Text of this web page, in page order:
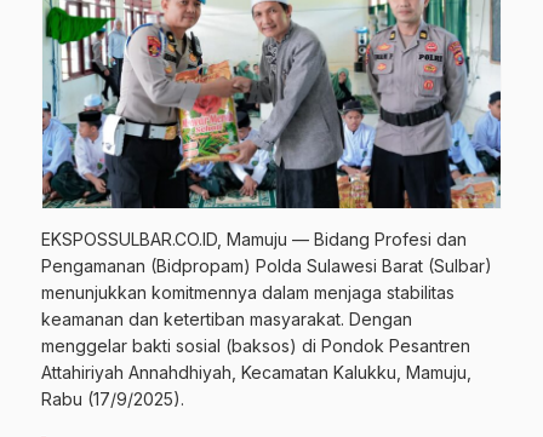
EKSPOSSULBAR.CO.ID, Mamuju — Bidang Profesi dan
Pengamanan (Bidpropam) Polda Sulawesi Barat (Sulbar)
menunjukkan komitmennya dalam menjaga stabilitas
keamanan dan ketertiban masyarakat. Dengan
menggelar bakti sosial (baksos) di Pondok Pesantren
Attahiriyah Annahdhiyah, Kecamatan Kalukku, Mamuju,
Rabu (17/9/2025).